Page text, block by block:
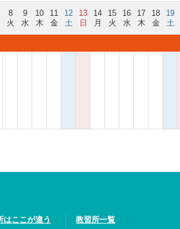
8
火
9
水
10
木
11
金
12
土
13
日
14
月
15
火
16
水
17
木
18
金
19
土
はここが違う
教習所一覧